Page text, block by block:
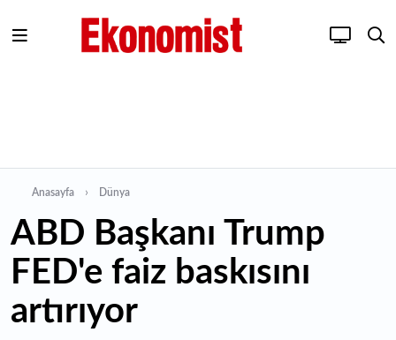
Anasayfa Dünya
ABD Başkanı Trump
FED'e faiz baskısını
artırıyor